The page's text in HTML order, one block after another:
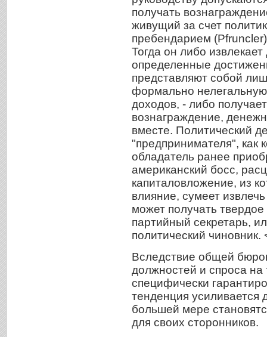
получать
живущий за счет
пребендарием
Тогда он либо
определенные
представляют собой
формально нелегальную
доходов, - либо
вознаграждение,
вместе. Политический
"предпринимателя", как
обладатель ранее
американский босс,
капиталовложение, из
влияние, сумеет
может получать
партийный секретарь,
политический чиновник.
Вследствие общей
должностей и спроса
специфически
тенденция усиливается
большей мере
для своих сторонников.